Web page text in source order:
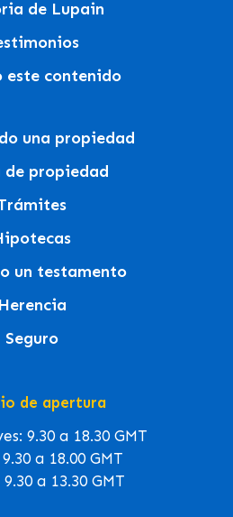
de Lupain
este contenido
una propiedad
de propiedad
un testamento
Herencia
Seguro
de apertura
9.30 a 18.30 GMT
a 18.00 GMT
a 13.30 GMT